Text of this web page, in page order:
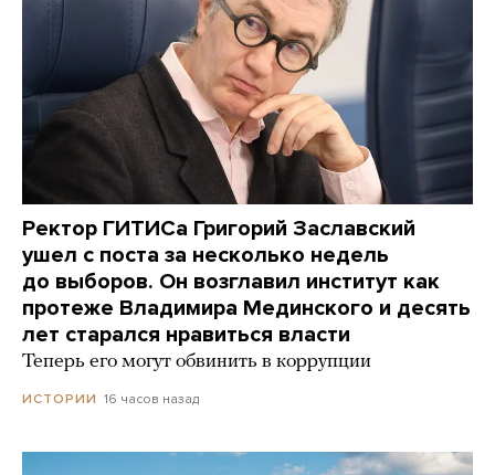
Ректор ГИТИСа Григорий Заславский
ушел с поста за несколько недель
до выборов. Он возглавил институт как
протеже Владимира Мединского и десять
лет старался нравиться власти
Теперь его могут обвинить в коррупции
ИСТОРИИ 16 часов назад